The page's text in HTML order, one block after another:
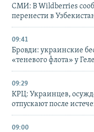
СМИ: В Wildberries
перенести в
09:41
Бровди: украинские
«теневого флота» у
09:29
КРЦ: Украинцев,
отпускают после
09:00